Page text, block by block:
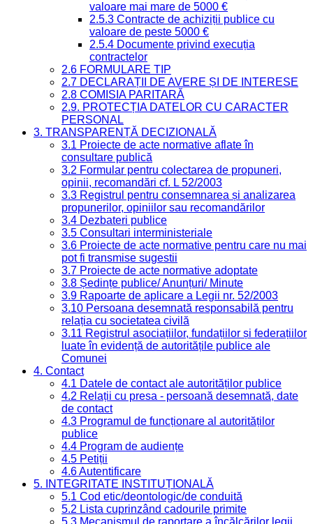
valoare mai mare de 5000 €
2.5.3 Contracte de achiziții publice cu
valoare de peste 5000 €
2.5.4 Documente privind execuția
contractelor
2.6 FORMULARE TIP
2.7 DECLARAȚII DE AVERE ȘI DE INTERESE
2.8 COMISIA PARITARĂ
2.9. PROTECȚIA DATELOR CU CARACTER
PERSONAL
3. TRANSPARENȚĂ DECIZIONALĂ
3.1 Proiecte de acte normative aflate în
consultare publică
3.2 Formular pentru colectarea de propuneri,
opinii, recomandări cf. L 52/2003
3.3 Registrul pentru consemnarea și analizarea
propunerilor, opiniilor sau recomandărilor
3.4 Dezbateri publice
3.5 Consultari interministeriale
3.6 Proiecte de acte normative pentru care nu mai
pot fi transmise sugestii
3.7 Proiecte de acte normative adoptate
3.8 Ședințe publice/ Anunțuri/ Minute
3.9 Rapoarte de aplicare a Legii nr. 52/2003
3.10 Persoana desemnată responsabilă pentru
relația cu societatea civilă
3.11 Registrul asociațiilor, fundațiilor și federațiilor
luate în evidență de autoritățile publice ale
Comunei
4. Contact
4.1 Datele de contact ale autorităților publice
4.2 Relații cu presa - persoană desemnată, date
de contact
4.3 Programul de funcționare al autorităților
publice
4.4 Program de audiențe
4.5 Petiții
4.6 Autentificare
5. INTEGRITATE INSTITUȚIONALĂ
5.1 Cod etic/deontologic/de conduită
5.2 Lista cuprinzând cadourile primite
5.3 Mecanismul de raportare a încălcărilor legii